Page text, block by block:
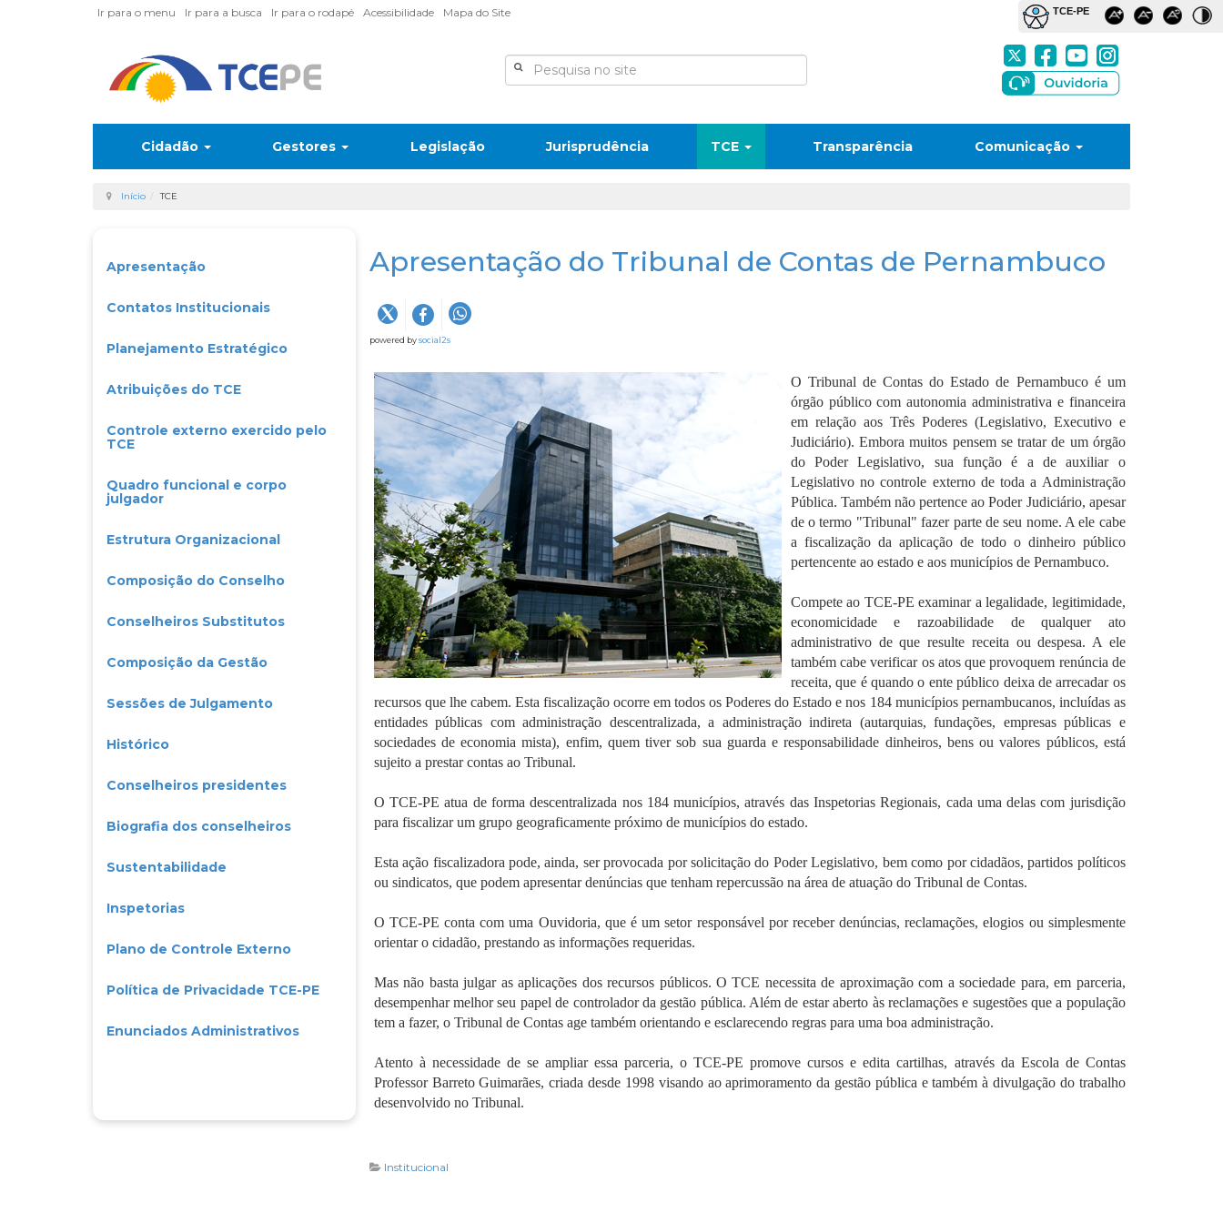
Ir para o menu Ir para a busca Ir para o rodapé Acessibilidade Mapa do Site
Cidadão Gestores Legislação Jurisprudência TCE Transparência Comunicação
Início TCE
Apresentação
Contatos Institucionais
Planejamento Estratégico
Atribuições do TCE
Controle externo exercido pelo
TCE
Quadro funcional e corpo
julgador
Estrutura Organizacional
Composição do Conselho
Conselheiros Substitutos
Composição da Gestão
Sessões de Julgamento
Histórico
Conselheiros presidentes
Biografia dos conselheiros
Sustentabilidade
Inspetorias
Plano de Controle Externo
Política de Privacidade TCE-PE
Enunciados Administrativos
Apresentação do Tribunal de Contas de Pernambuco
powered bysocial2s
O Tribunal de Contas do Estado de Pernambuco é um
órgão público com autonomia administrativa e financeira
em relação aos Três Poderes (Legislativo, Executivo e
Judiciário). Embora muitos pensem se tratar de um órgão
do Poder Legislativo, sua função é a de auxiliar o
Legislativo no controle externo de toda a Administração
Pública. Também não pertence ao Poder Judiciário, apesar
de o termo "Tribunal" fazer parte de seu nome. A ele cabe
a fiscalização da aplicação de todo o dinheiro público
pertencente ao estado e aos municípios de Pernambuco.
Compete ao TCE-PE examinar a legalidade, legitimidade,
economicidade e razoabilidade de qualquer ato
administrativo de que resulte receita ou despesa. A ele
também cabe verificar os atos que provoquem renúncia de
receita, que é quando o ente público deixa de arrecadar os
recursos que lhe cabem. Esta fiscalização ocorre em todos os Poderes do Estado e nos 184 municípios pernambucanos, incluídas as
entidades públicas com administração descentralizada, a administração indireta (autarquias, fundações, empresas públicas e
sociedades de economia mista), enfim, quem tiver sob sua guarda e responsabilidade dinheiros, bens ou valores públicos, está
sujeito a prestar contas ao Tribunal.
O TCE-PE atua de forma descentralizada nos 184 municípios, através das Inspetorias Regionais, cada uma delas com jurisdição
para fiscalizar um grupo geograficamente próximo de municípios do estado.
Esta ação fiscalizadora pode, ainda, ser provocada por solicitação do Poder Legislativo, bem como por cidadãos, partidos políticos
ou sindicatos, que podem apresentar denúncias que tenham repercussão na área de atuação do Tribunal de Contas.
O TCE-PE conta com uma Ouvidoria, que é um setor responsável por receber denúncias, reclamações, elogios ou simplesmente
orientar o cidadão, prestando as informações requeridas.
Mas não basta julgar as aplicações dos recursos públicos. O TCE necessita de aproximação com a sociedade para, em parceria,
desempenhar melhor seu papel de controlador da gestão pública. Além de estar aberto às reclamações e sugestões que a população
tem a fazer, o Tribunal de Contas age também orientando e esclarecendo regras para uma boa administração.
Atento à necessidade de se ampliar essa parceria, o TCE-PE promove cursos e edita cartilhas, através da Escola de Contas
Professor Barreto Guimarães, criada desde 1998 visando ao aprimoramento da gestão pública e também à divulgação do trabalho
desenvolvido no Tribunal.
Institucional